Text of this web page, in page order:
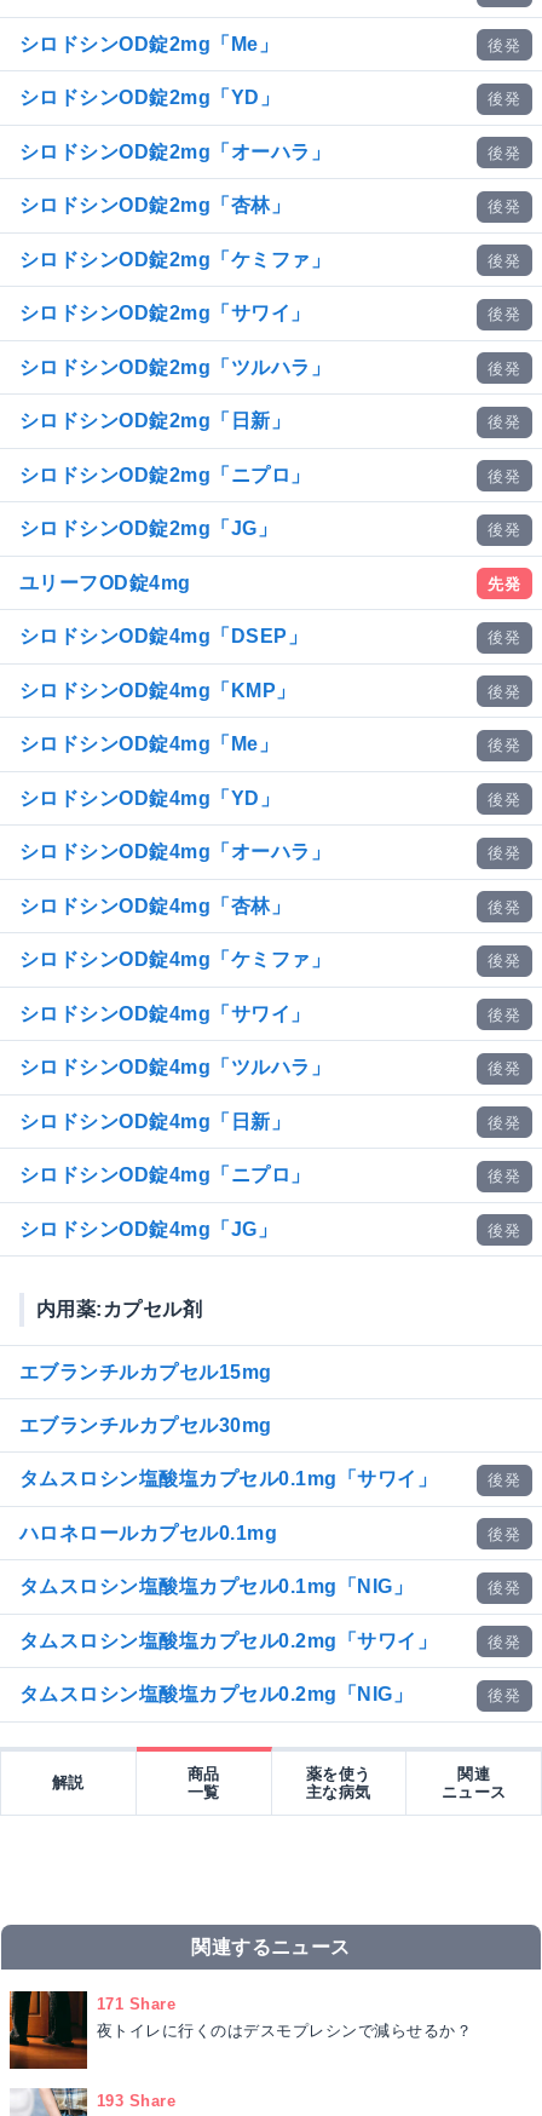
シロドシンOD錠2mg「Me」 後発
シロドシンOD錠2mg「YD」 後発
シロドシンOD錠2mg「オーハラ」 後発
シロドシンOD錠2mg「杏林」 後発
シロドシンOD錠2mg「ケミファ」 後発
シロドシンOD錠2mg「サワイ」 後発
シロドシンOD錠2mg「ツルハラ」 後発
シロドシンOD錠2mg「日新」 後発
シロドシンOD錠2mg「ニプロ」 後発
シロドシンOD錠2mg「JG」 後発
ユリーフOD錠4mg 先発
シロドシンOD錠4mg「DSEP」 後発
シロドシンOD錠4mg「KMP」 後発
シロドシンOD錠4mg「Me」 後発
シロドシンOD錠4mg「YD」 後発
シロドシンOD錠4mg「オーハラ」 後発
シロドシンOD錠4mg「杏林」 後発
シロドシンOD錠4mg「ケミファ」 後発
シロドシンOD錠4mg「サワイ」 後発
シロドシンOD錠4mg「ツルハラ」 後発
シロドシンOD錠4mg「日新」 後発
シロドシンOD錠4mg「ニプロ」 後発
シロドシンOD錠4mg「JG」 後発
内用薬:カプセル剤
エブランチルカプセル15mg
エブランチルカプセル30mg
タムスロシン塩酸塩カプセル0.1mg「サワイ」 後発
ハロネロールカプセル0.1mg 後発
タムスロシン塩酸塩カプセル0.1mg「NIG」 後発
タムスロシン塩酸塩カプセル0.2mg「サワイ」 後発
タムスロシン塩酸塩カプセル0.2mg「NIG」 後発
解説
商品
一覧
薬を使う
主な病気
関連
ニュース
関連するニュース
171 Share
夜トイレに行くのはデスモプレシンで減らせるか？
193 Share